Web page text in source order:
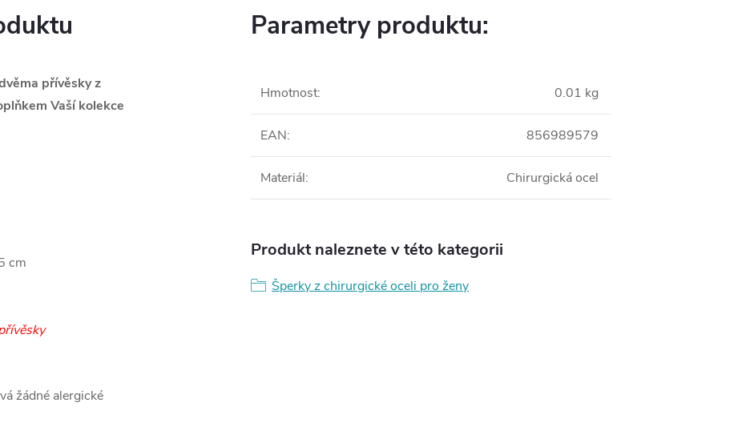
přívěsky z
Vaší kolekce
cm
žádné alergické
Parametry produktu:
Hmotnost: 0.01 kg
EAN: 856989579
Materiál: Chirurgická ocel
Produkt naleznete v této kategorii
Šperky z chirurgické oceli pro ženy